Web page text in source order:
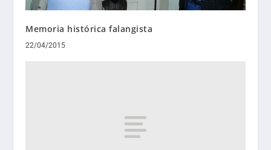
Memoria histórica falangista
22/04/2015